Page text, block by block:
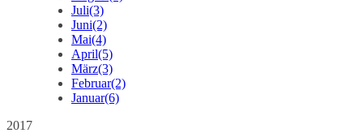
Juli(3)
Juni(2)
Mai(4)
April(5)
März(3)
Februar(2)
Januar(6)
2017